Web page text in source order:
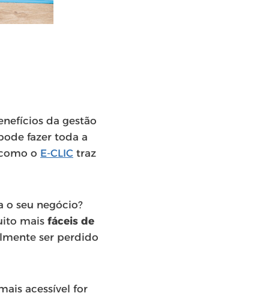
da gestão
fazer toda a
o E-CLIC traz
o seu negócio?
mais fáceis de
ser perdido
acessível for